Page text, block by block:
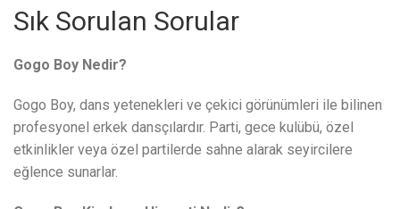
Sık Sorulan Sorular
Gogo Boy Nedir?
Gogo Boy, dans yetenekleri ve çekici görünümleri ile bilinen
profesyonel erkek dansçılardır. Parti, gece kulübü, özel
etkinlikler veya özel partilerde sahne alarak seyircilere
eğlence sunarlar.